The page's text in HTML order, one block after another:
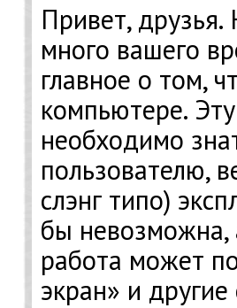
Привет, друзья.
много вашего
главное о том,
компьютере.
необходимо
пользователю,
слэнг типо)
бы невозможна,
работа может
экран» и